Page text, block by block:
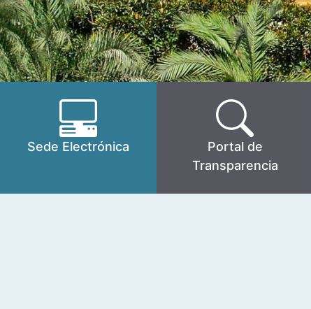
Sede Electrónica
Portal de
Transparencia